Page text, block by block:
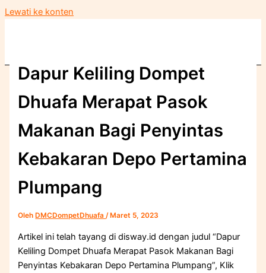
Lewati ke konten
Dapur Keliling Dompet
Dhuafa Merapat Pasok
Makanan Bagi Penyintas
Kebakaran Depo Pertamina
Plumpang
Oleh DMCDompetDhuafa/ Maret 5, 2023
Artikel ini telah tayang di disway.id dengan judul “Dapur
Keliling Dompet Dhuafa Merapat Pasok Makanan Bagi
Penyintas Kebakaran Depo Pertamina Plumpang”, Klik